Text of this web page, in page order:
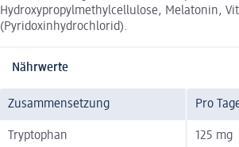
Hydroxypropylmethylcellulose, Melatonin,
(Pyridoxinhydrochlorid).
Nährwerte
Zusammensetzung Pro
Tryptophan 125 mg